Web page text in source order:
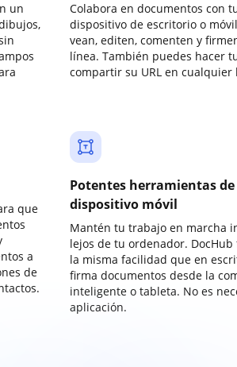
un
Colabora en documentos con
dispositivo de escritorio o
vean, editen, comenten y
línea. También puedes hacer
compartir su URL en cualquier
que
a
de
Potentes herramientas de
dispositivo móvil
Mantén tu trabajo en marcha
lejos de tu ordenador.
la misma facilidad que en
firma documentos desde la
inteligente o tableta. No es
aplicación.